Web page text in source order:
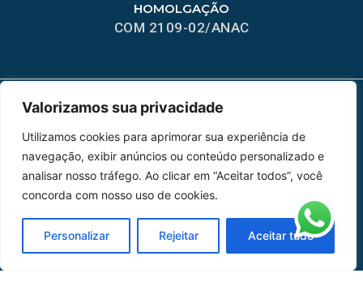
Valorizamos sua privacidade
Utilizamos cookies para aprimorar sua experiência de
navegação, exibir anúncios ou conteúdo personalizado e
analisar nosso tráfego. Ao clicar em “Aceitar todos”, você
concorda com nosso uso de cookies.
Personalizar Rejeitar Aceitar tudo
HOMOLGAÇÃO
COM 2109-02/ANAC
MAPA DO SITE
Home Sobre Nós
Catálogo de Aplicações